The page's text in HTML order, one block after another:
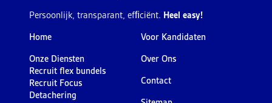
Persoonlijk, transparant, efﬁciënt. Heel easy!
Home
Onze Diensten
Recruit flex bundels
Recruit Focus
Detachering
Voor Kandidaten
Over Ons
Contact